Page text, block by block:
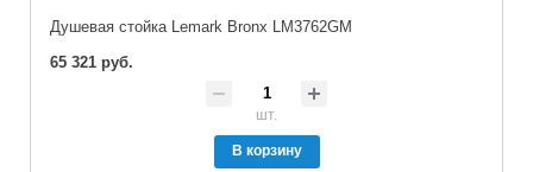
Душевая стойка Lemark Bronx LM3762GM
65 321 руб.
шт.
В корзину